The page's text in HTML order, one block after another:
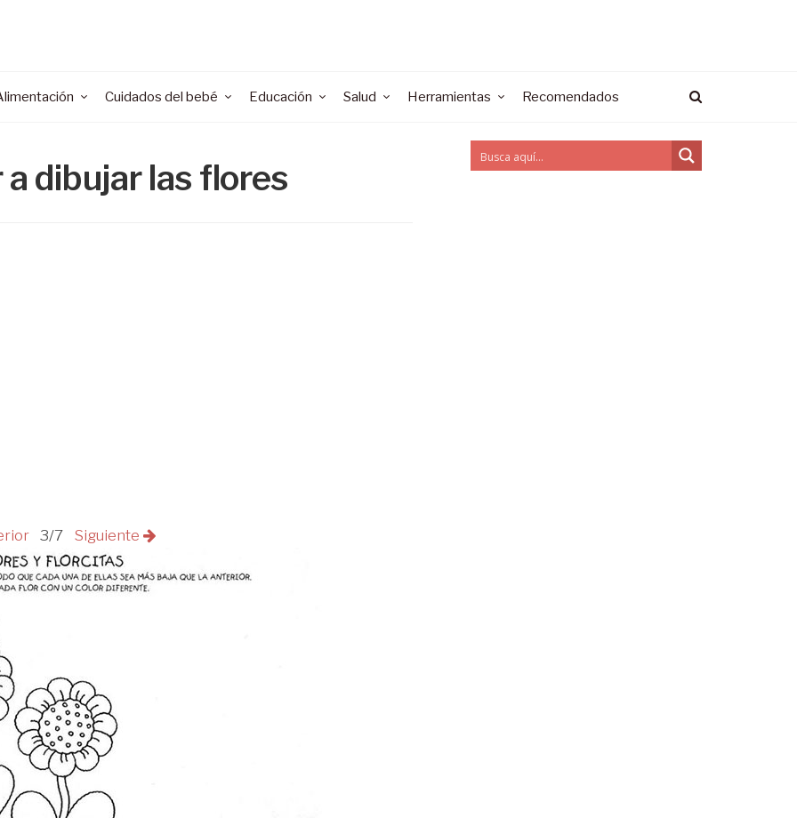
Cuidados del bebé Educación Salud Herramientas Recomendados
dibujar las flores
3/7 Siguiente